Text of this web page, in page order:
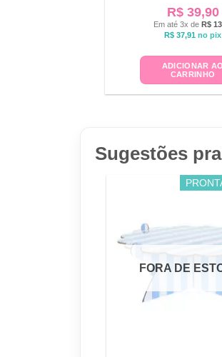
R$39,90
Em até 3x de R$
R$ 37,91 no pix
ADICIONAR AO
CARRINHO
Sugestões
FORA DE